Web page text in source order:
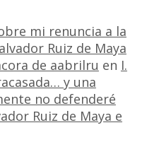
mi renuncia a la
Ruiz de Maya
de aabrilru en I.
y una
no defenderé
Ruiz de Maya e